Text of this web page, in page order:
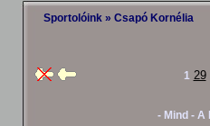
Sportolóink » Csapó Kornélia
1 29
- Mind - A